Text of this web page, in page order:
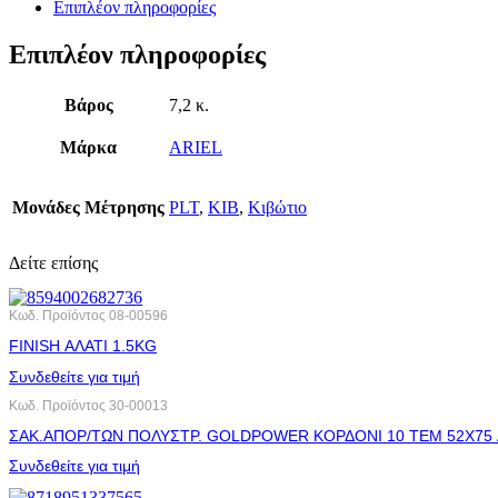
Επιπλέον πληροφορίες
Επιπλέον πληροφορίες
Βάρος 7,2 κ.
Μάρκα ARIEL
Μονάδες Μέτρησης PLT, ΚΙΒ, Κιβώτιο
Δείτε επίσης
Κωδ. Προϊόντος 08-00596
FINISH ΑΛΑΤΙ 1.5KG
Συνδεθείτε για τιμή
Κωδ. Προϊόντος 30-00013
ΣΑΚ.ΑΠΟΡ/ΤΩΝ ΠΟΛΥΣΤΡ. GOLDPOWER ΚΟΡΔΟΝΙ 10 ΤΕΜ 52X75
Συνδεθείτε για τιμή